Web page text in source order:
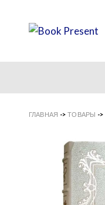
ГЛАВНАЯ -> ТОВАРЫ ->